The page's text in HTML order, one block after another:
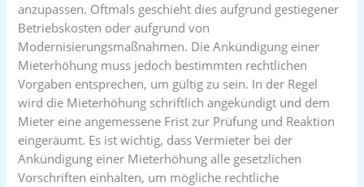
anzupassen. Oftmals geschieht dies aufgrund gestiegener
Betriebskosten oder aufgrund von
Modernisierungsmaßnahmen. Die Ankündigung einer
Mieterhöhung muss jedoch bestimmten rechtlichen
Vorgaben entsprechen, um gültig zu sein. In der Regel
wird die Mieterhöhung schriftlich angekündigt und dem
Mieter eine angemessene Frist zur Prüfung und Reaktion
eingeräumt. Es ist wichtig, dass Vermieter bei der
Ankündigung einer Mieterhöhung alle gesetzlichen
Vorschriften einhalten, um mögliche rechtliche